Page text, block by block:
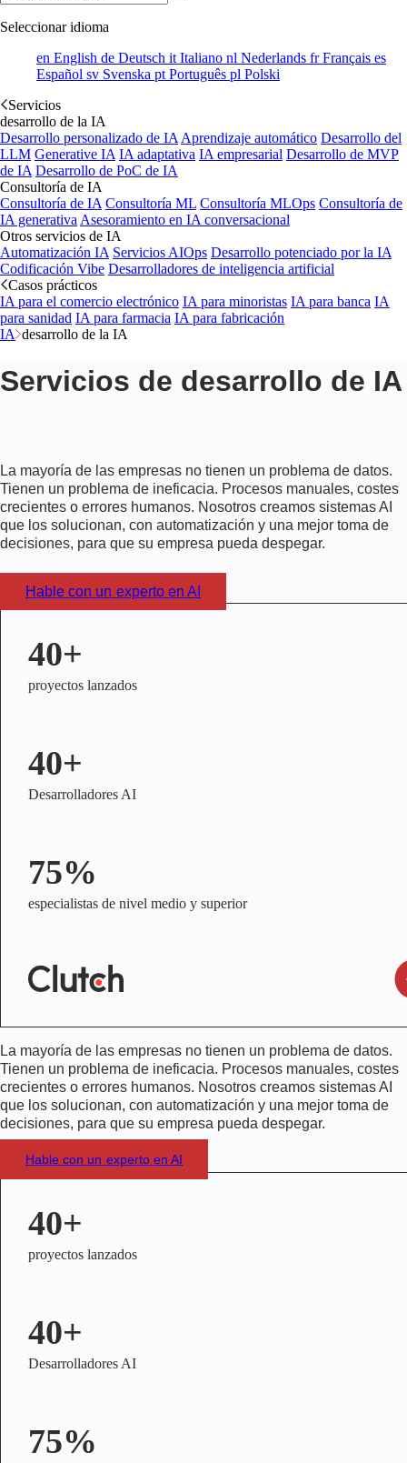
Seleccionar idioma
en English de Deutsch it Italiano nl Nederlands frFrançais es
Español sv Svenska pt Português pl Polski
Servicios
desarrollo de la IA
Desarrollo personalizado de IA Aprendizaje automático Desarrollo del
LLM Generative IA IA adaptativa IA empresarial Desarrollo de MVP
de IA Desarrollo de PoC de IA
Consultoría de IA
Consultoría de IA Consultoría ML Consultoría MLOps Consultoría de
IA generativa Asesoramiento en IA conversacional
Otros servicios de IA
Automatización IA Servicios AIOps Desarrollo potenciado por la IA
Codificación Vibe Desarrolladores de inteligencia artificial
Casos prácticos
IA para el comercio electrónico IA para minoristas IA para banca IA
para sanidad IA para farmacia IA para fabricación
IA desarrollo de la IA
Servicios de desarrollo de IA
La mayoría de las empresas no tienen un problema de datos.
Tienen un problema de ineficacia. Procesos manuales, costes
crecientes o errores humanos. Nosotros creamos sistemas AI
que los solucionan, con automatización y una mejor toma de
decisiones, para que su empresa pueda despegar.
Hable con un experto en AI
40+
proyectos lanzados
40+
Desarrolladores AI
75%
especialistas de nivel medio y superior
La mayoría de las empresas no tienen un problema de datos.
Tienen un problema de ineficacia. Procesos manuales, costes
crecientes o errores humanos. Nosotros creamos sistemas AI
que los solucionan, con automatización y una mejor toma de
decisiones, para que su empresa pueda despegar.
Hable con un experto en AI
40+
proyectos lanzados
40+
Desarrolladores AI
75%